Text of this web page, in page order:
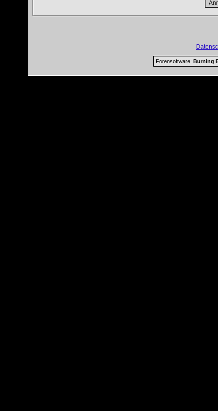
Forensoftware: Burning